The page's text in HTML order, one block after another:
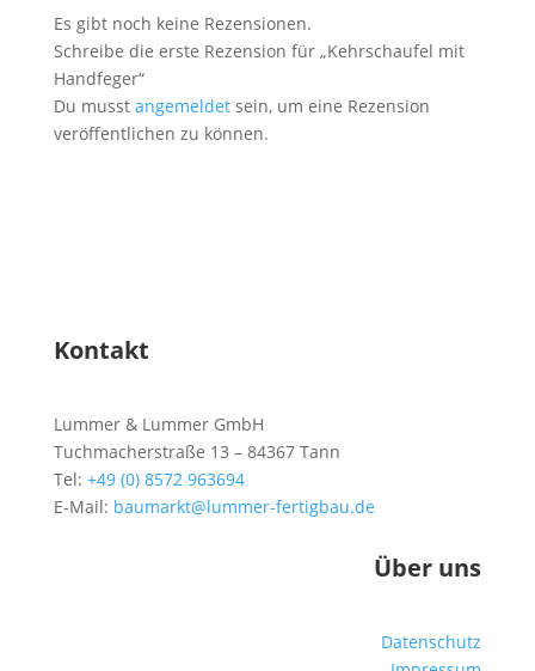
Es gibt noch keine Rezensionen.
Schreibe die erste Rezension für „Kehrschaufel mit
Handfeger“
Du musst angemeldetsein, um eine Rezension
veröffentlichen zu können.
Kontakt
Lummer & Lummer GmbH
Tuchmacherstraße 13 – 84367 Tann
Tel: +49 (0) 8572 963694
E-Mail: baumarkt@lummer-fertigbau.de
Über uns
Datenschutz